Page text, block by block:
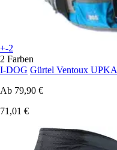
+-2
2 Farben
I-DOG Gürtel Ventoux UPKA
Ab 79,90 €
71,01 €